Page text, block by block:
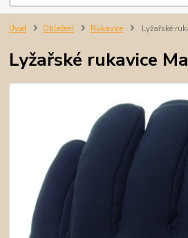
Úvod Oblečení Rukavice Lyžařské
Lyžařské rukavice